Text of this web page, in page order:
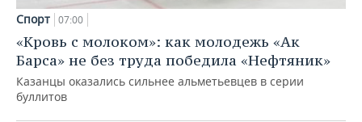
Спорт 07:00
«Кровь с молоком»: как молодежь «Ак
Барса» не без труда победила «Нефтяник»
Казанцы оказались сильнее альметьевцев в серии
буллитов